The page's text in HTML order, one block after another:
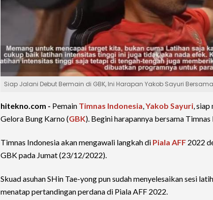
Siap Jalani Debut Bermain di GBK, Ini Harapan Yakob Sayuri
hitekno.com - Pemain Timnas Indonesia,Yakob Sayuri,
Gelora Bung Karno (GBK). Begini harapannya bersama Timnas
Timnas Indonesia akan mengawali langkah di Piala AFF 2022
GBK pada Jumat (23/12/2022).
Skuad asuhan SHin Tae-yong pun sudah menyelesaikan sesi
menatap pertandingan perdana di Piala AFF 2022.